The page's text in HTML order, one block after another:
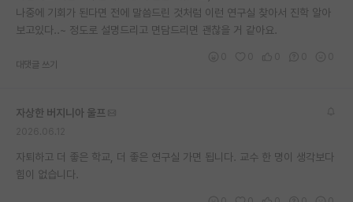
나중에 기회가 된다면 전에 말씀드린 것처럼 이런 연구실 찾아서 진학 알아
보고있다..~ 정도로 설명드리고 면담드리면 괜찮을 거 같아요.
대댓글 쓰기
자상한 버지니아 울프
자퇴하고 더 좋은 학교, 더 좋은 연구실 가면 됩니다. 교수 한 명이 생각보다
힘이 없습니다.